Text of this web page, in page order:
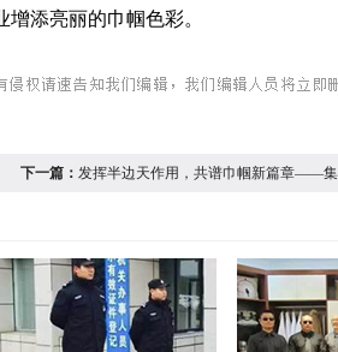
添亮丽的巾帼色彩。
下一篇： 发挥半边天作用，共谱巾帼新篇章——